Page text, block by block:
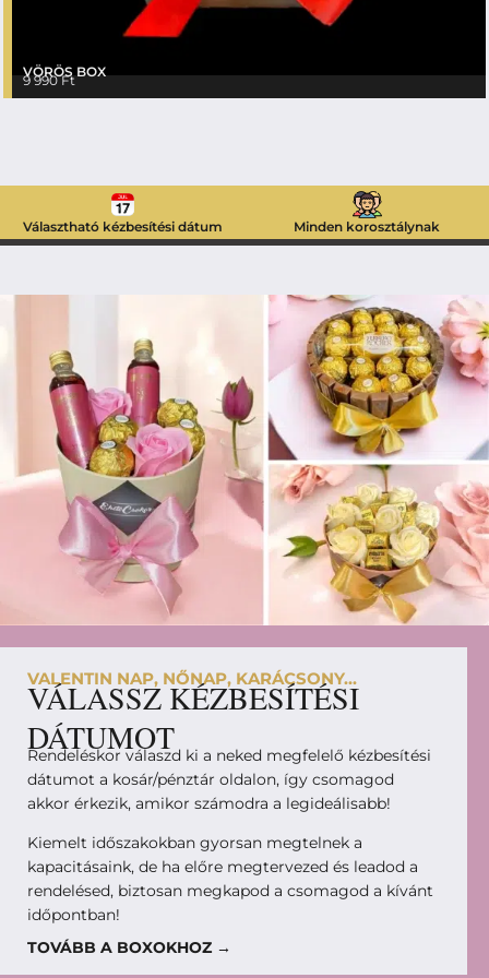
VÖRÖS BOX
9 990Ft
Választható kézbesítési dátum Minden korosztálynak
VALENTIN NAP, NŐNAP, KARÁCSONY...
VÁLASSZ KÉZBESÍTÉSI
DÁTUMOT
Rendeléskor válaszd ki a neked megfelelő kézbesítési
dátumot a kosár/pénztár oldalon, így csomagod
akkor érkezik, amikor számodra a legideálisabb!
Kiemelt időszakokban gyorsan megtelnek a
kapacitásaink, de ha előre megtervezed és leadod a
rendelésed, biztosan megkapod a csomagod a kívánt
időpontban!
TOVÁBB A BOXOKHOZ →